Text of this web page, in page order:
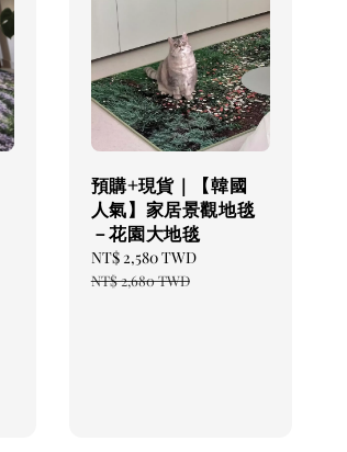
預購+現貨｜【韓國
人氣】家居景觀地毯
－花園大地毯
Sale
price
NT$ 2,580 TWD
NT$ 2,680 TWD